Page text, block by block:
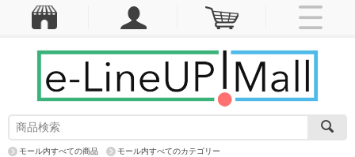
モール内すべての商品 モール内すべてのカテゴリー